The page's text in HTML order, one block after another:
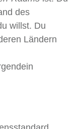
des
willst. Du
Ländern